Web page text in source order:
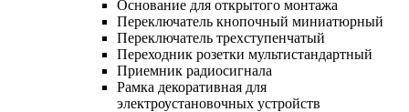
Основание для открытого монтажа
Переключатель кнопочный миниатюрный
Переключатель трехступенчатый
Переходник розетки мультистандартный
Приемник радиосигнала
Рамка декоративная для
электроустановочных устройств